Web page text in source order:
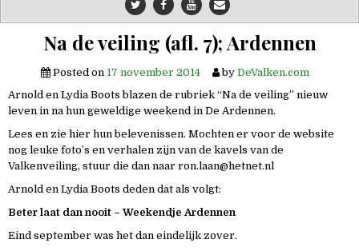
Na de veiling (afl. 7); Ardennen
Posted on 17 november 2014 by DeValken.com
Arnold en Lydia Boots blazen de rubriek “Na de veiling” nieuw
leven in na hun geweldige weekend in De Ardennen.
Lees en zie hier hun belevenissen. Mochten er voor de website
nog leuke foto’s en verhalen zijn van de kavels van de
Valkenveiling, stuur die dan naar ron.laan@hetnet.nl
Arnold en Lydia Boots deden dat als volgt:
Beter laat dan nooit – Weekendje Ardennen
Eind september was het dan eindelijk zover.